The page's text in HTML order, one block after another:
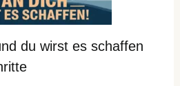
du wirst es schaffen